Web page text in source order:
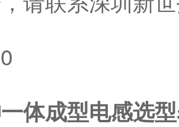
体成型电感选